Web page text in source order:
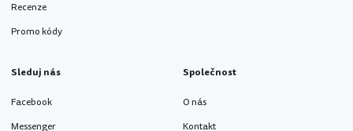
Recenze
Promo kódy
Sleduj nás
Facebook
Messenger
Společnost
O nás
Kontakt